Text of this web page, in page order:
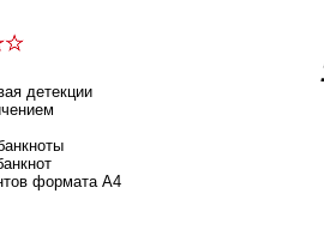
детекции
формата А4